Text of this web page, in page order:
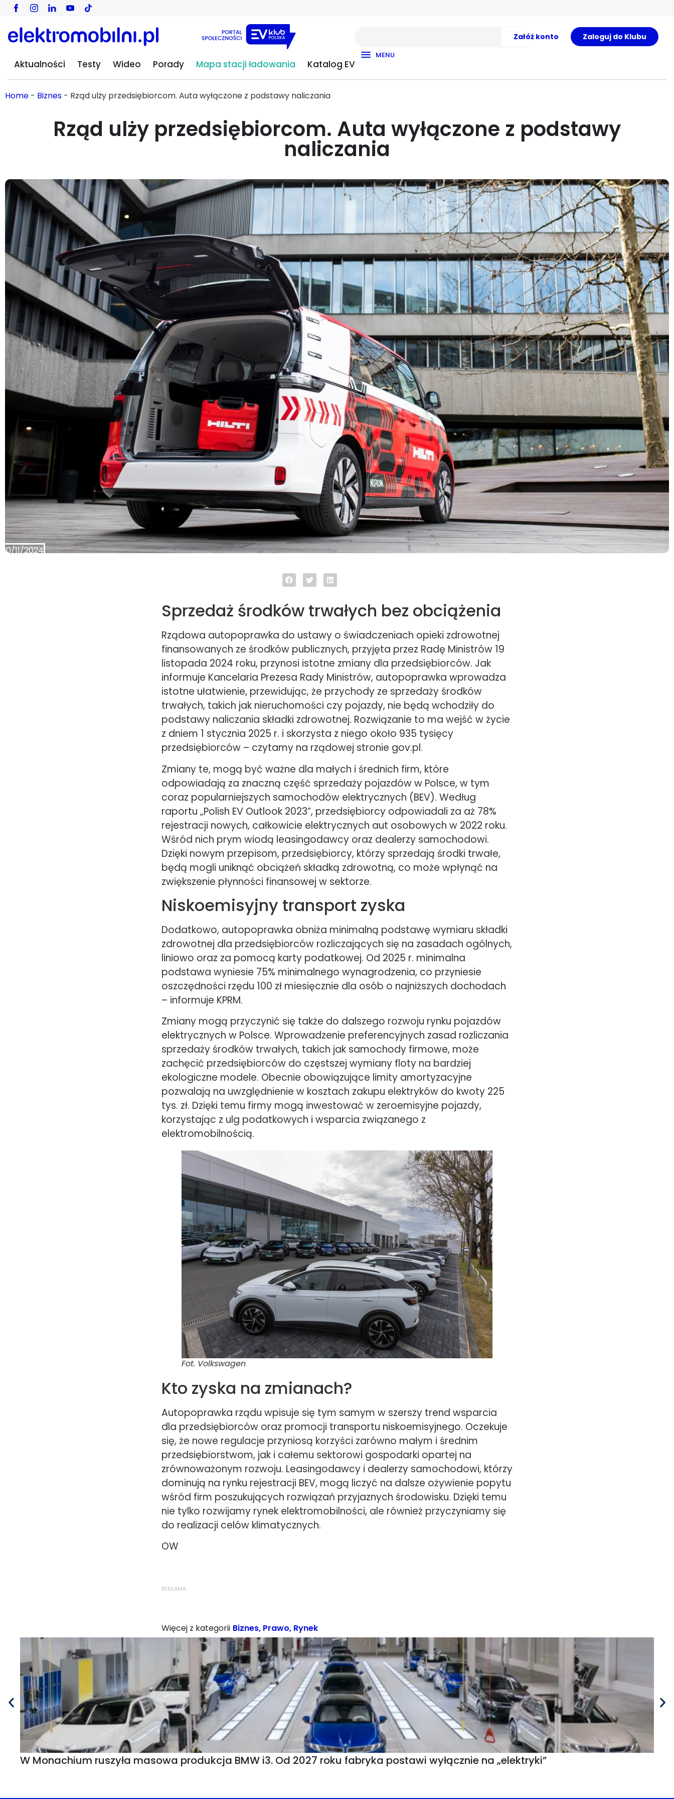
Załóż konto Zaloguj do Klubu
Aktualności Testy Wideo Porady Mapa stacji ładowania Katalog EV
MENU
Home - Biznes - Rząd ulży przedsiębiorcom. Auta wyłączone z podstawy naliczania
Rząd ulży przedsiębiorcom. Auta wyłączone z podstawy
naliczania
20/11/2024
Sprzedaż środków trwałych bez obciążenia
Rządowa autopoprawka do ustawy o świadczeniach opieki zdrowotnej
finansowanych ze środków publicznych, przyjęta przez Radę Ministrów 19
listopada 2024 roku, przynosi istotne zmiany dla przedsiębiorców. Jak
informuje Kancelaria Prezesa Rady Ministrów, autopoprawka wprowadza
istotne ułatwienie, przewidując, że przychody ze sprzedaży środków
trwałych, takich jak nieruchomości czy pojazdy, nie będą wchodziły do
podstawy naliczania składki zdrowotnej. Rozwiązanie to ma wejść w życie
z dniem 1 stycznia 2025 r. i skorzysta z niego około 935 tysięcy
przedsiębiorców – czytamy na rządowej stronie gov.pl.
Zmiany te, mogą być ważne dla małych i średnich firm, które
odpowiadają za znaczną część sprzedaży pojazdów w Polsce, w tym
coraz popularniejszych samochodów elektrycznych (BEV). Według
raportu „Polish EV Outlook 2023”, przedsiębiorcy odpowiadali za aż 78%
rejestracji nowych, całkowicie elektrycznych aut osobowych w 2022 roku.
Wśród nich prym wiodą leasingodawcy oraz dealerzy samochodowi.
Dzięki nowym przepisom, przedsiębiorcy, którzy sprzedają środki trwałe,
będą mogli uniknąć obciążeń składką zdrowotną, co może wpłynąć na
zwiększenie płynności finansowej w sektorze.
Niskoemisyjny transport zyska
Dodatkowo, autopoprawka obniża minimalną podstawę wymiaru składki
zdrowotnej dla przedsiębiorców rozliczających się na zasadach ogólnych,
liniowo oraz za pomocą karty podatkowej. Od 2025 r. minimalna
podstawa wyniesie 75% minimalnego wynagrodzenia, co przyniesie
oszczędności rzędu 100 zł miesięcznie dla osób o najniższych dochodach
– informuje KPRM.
Zmiany mogą przyczynić się także do dalszego rozwoju rynku pojazdów
elektrycznych w Polsce. Wprowadzenie preferencyjnych zasad rozliczania
sprzedaży środków trwałych, takich jak samochody firmowe, może
zachęcić przedsiębiorców do częstszej wymiany floty na bardziej
ekologiczne modele. Obecnie obowiązujące limity amortyzacyjne
pozwalają na uwzględnienie w kosztach zakupu elektryków do kwoty 225
tys. zł. Dzięki temu firmy mogą inwestować w zeroemisyjne pojazdy,
korzystając z ulg podatkowych i wsparcia związanego z
elektromobilnością.
Fot. Volkswagen
Kto zyska na zmianach?
Autopoprawka rządu wpisuje się tym samym w szerszy trend wsparcia
dla przedsiębiorców oraz promocji transportu niskoemisyjnego. Oczekuje
się, że nowe regulacje przyniosą korzyści zarówno małym i średnim
przedsiębiorstwom, jak i całemu sektorowi gospodarki opartej na
zrównoważonym rozwoju. Leasingodawcy i dealerzy samochodowi, którzy
dominują na rynku rejestracji BEV, mogą liczyć na dalsze ożywienie popytu
wśród firm poszukujących rozwiązań przyjaznych środowisku. Dzięki temu
nie tylko rozwijamy rynek elektromobilności, ale również przyczyniamy się
do realizacji celów klimatycznych.
OW
REKLAMA
Więcej z kategorii Biznes, Prawo, Rynek
W Monachium ruszyła masowa produkcja BMW i3. Od 2027 roku fabryka postawi wyłącznie na „elektryki”